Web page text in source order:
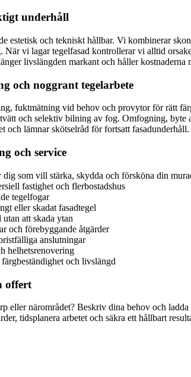
underhåll
estetisk och tekniskt hållbar. Vi kombinerar
När vi lagar tegelfasad kontrollerar vi alltid
livslängden markant och håller kostnaderna
och noggrant tegelarbete
fuktmätning vid behov och provytor för rätt
och selektiv bilning av fog. Omfogning,
och lämnar skötselråd för fortsatt fasadunderhåll.
och service
som vill stärka, skydda och försköna din
fastighet och flerbostadshus
tegelfogar
eller skadat fasadtegel
att skada ytan
och förebyggande åtgärder
anslutningar
helhetsrenovering
och livslängd
offert
eller närområdet? Beskriv dina behov och
tidsplanera arbetet och säkra ett hållbart